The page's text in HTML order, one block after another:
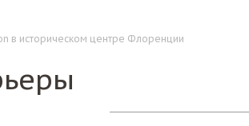
в историческом центре Флоренции